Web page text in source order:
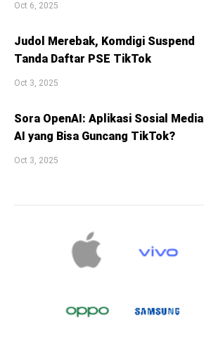
Oct 6, 2025
Judol Merebak, Komdigi Suspend
Tanda Daftar PSE TikTok
Oct 3, 2025
Sora OpenAI: Aplikasi Sosial Media
AI yang Bisa Guncang TikTok?
Oct 3, 2025